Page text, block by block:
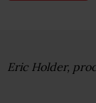
Eric Holder,